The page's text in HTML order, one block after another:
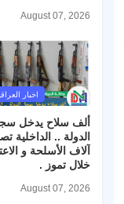
August 07, 2026
اخبار
ألف سلاح يدخل
الدولة .. الداخلية
آلاف الأسلحة و
خلال تموز .
August 07, 2026